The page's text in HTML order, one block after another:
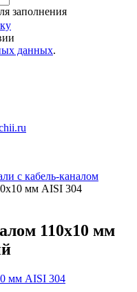
заполнения
данных.
с кабель-каналом
мм AISI 304
110х10 мм